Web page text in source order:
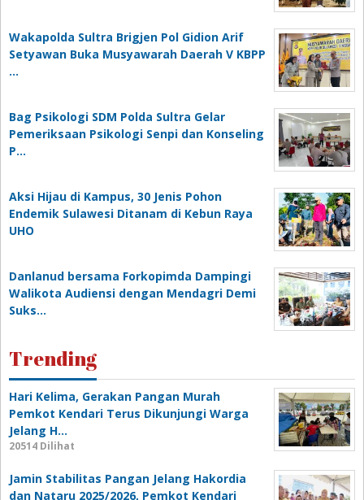
Wakapolda Sultra Brigjen Pol Gidion Arif
Setyawan Buka Musyawarah Daerah V KBPP
…
Bag Psikologi SDM Polda Sultra Gelar
Pemeriksaan Psikologi Senpi dan Konseling
P…
‎Aksi Hijau di Kampus, 30 Jenis Pohon
Endemik Sulawesi Ditanam di Kebun Raya
UHO
Danlanud bersama Forkopimda Dampingi
Walikota Audiensi dengan Mendagri Demi
Suks…
Trending
Hari Kelima, Gerakan Pangan Murah
Pemkot Kendari Terus Dikunjungi Warga
Jelang H…
20514 Dilihat
Jamin Stabilitas Pangan Jelang Hakordia
dan Nataru 2025/2026, Pemkot Kendari